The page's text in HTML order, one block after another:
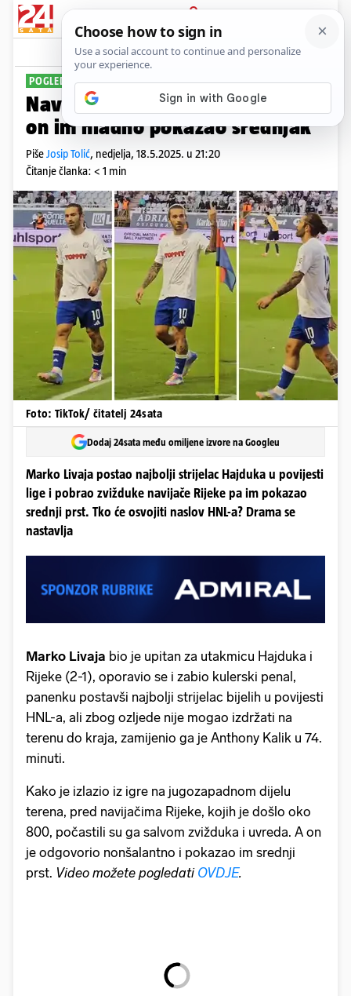
PRIJAVA
Sport Komentari
POGLEDAJTE VIDEO
Navijači Rijeke zviždali Livaji, a
on im hladno pokazao srednjak
PišeJosip Tolić, nedjelja, 18.5.2025. u 21:20
Čitanje članka: < 1 min
Foto: TikTok/ čitatelj 24sata
Dodaj 24sata među omiljene izvore na Googleu
Marko Livaja postao najbolji strijelac Hajduka u povijesti
lige i pobrao zvižduke navijače Rijeke pa im pokazao
srednji prst. Tko će osvojiti naslov HNL-a? Drama se
nastavlja
Marko Livaja bio je upitan za utakmicu Hajduka i
Rijeke (2-1), oporavio se i zabio kulerski penal,
panenku postavši najbolji strijelac bijelih u povijesti
HNL-a, ali zbog ozljede nije mogao izdržati na
terenu do kraja, zamijenio ga je Anthony Kalik u 74.
minuti.
Kako je izlazio iz igre na jugozapadnom dijelu
terena, pred navijačima Rijeke, kojih je došlo oko
800, počastili su ga salvom zvižduka i uvreda. A on
je odgovorio nonšalantno i pokazao im srednji
prst. Video možete pogledati OVDJE.